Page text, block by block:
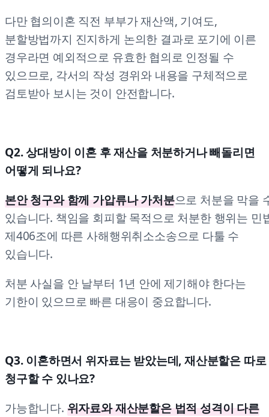
다만 협의이혼 직전 부부가 재산액, 기여도,
분할방법까지 진지하게 논의한 결과로 포기에 이른
경우라면 예외적으로 유효한 협의로 인정될 수
있으므로, 각서의 작성 경위와 내용을 구체적으로
검토받아 보시는 것이 안전합니다.
Q2. 상대방이 이혼 후 재산을 처분하거나 빼돌리면
어떻게 되나요?
본안 청구와 함께 가압류나 가처분으로 처분을 막을
있습니다. 책임을 회피할 목적으로 처분한 행위는 민
제406조에 따른 사해행위취소소송으로 다툴 수
있습니다.
처분 사실을 안 날부터 1년 안에 제기해야 한다는
기한이 있으므로 빠른 대응이 중요합니다.
Q3. 이혼하면서 위자료는 받았는데, 재산분할은 따로
청구할 수 있나요?
가능합니다. 위자료와 재산분할은 법적 성격이 다른